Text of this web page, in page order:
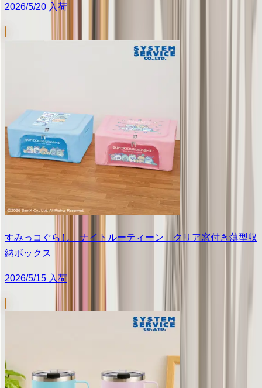
2026/5/20 入荷
すみっコぐらし ナイトルーティーン クリア窓付き薄型収
納ボックス
2026/5/15 入荷